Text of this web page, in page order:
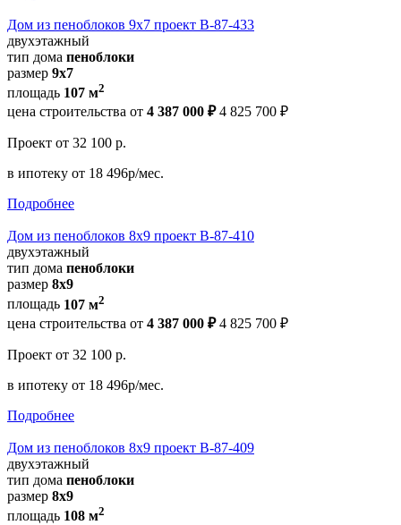
Дом из пеноблоков 9х7 проект В-87-433
двухэтажный
тип дома пеноблоки
размер 9х7
площадь 107 м2
цена строительства от 4 387 000 ₽ 4 825 700 ₽
Проект от 32 100 р.
в ипотеку от 18 496р/мес.
Подробнее
Дом из пеноблоков 8х9 проект В-87-410
двухэтажный
тип дома пеноблоки
размер 8х9
площадь 107 м2
цена строительства от 4 387 000 ₽ 4 825 700 ₽
Проект от 32 100 р.
в ипотеку от 18 496р/мес.
Подробнее
Дом из пеноблоков 8х9 проект В-87-409
двухэтажный
тип дома пеноблоки
размер 8х9
площадь 108 м2